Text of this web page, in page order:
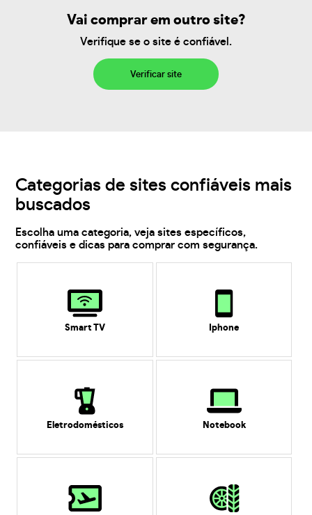
Vai comprar em outro site?
Verifique se o site é confiável.
Verificar site
Categorias de sites confiáveis mais
buscados
Escolha uma categoria, veja sites específicos,
confiáveis e dicas para comprar com segurança.
Smart TV Iphone
Eletrodomésticos Notebook